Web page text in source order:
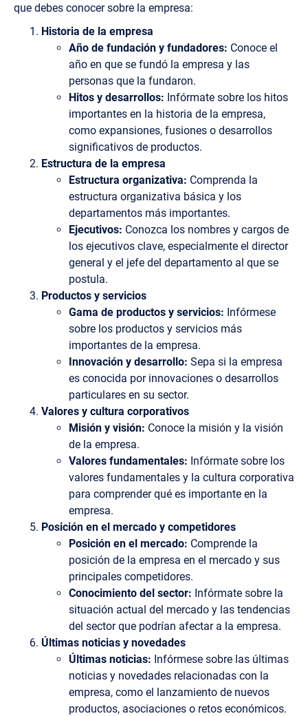
que debes conocer sobre la empresa:
Historia de la empresa
Año de fundación y fundadores: Conoce el
año en que se fundó la empresa y las
personas que la fundaron.
Hitos y desarrollos: Infórmate sobre los hitos
importantes en la historia de la empresa,
como expansiones, fusiones o desarrollos
significativos de productos.
Estructura de la empresa
Estructura organizativa: Comprenda la
estructura organizativa básica y los
departamentos más importantes.
Ejecutivos: Conozca los nombres y cargos de
los ejecutivos clave, especialmente el director
general y el jefe del departamento al que se
postula.
Productos y servicios
Gama de productos y servicios: Infórmese
sobre los productos y servicios más
importantes de la empresa.
Innovación y desarrollo: Sepa si la empresa
es conocida por innovaciones o desarrollos
particulares en su sector.
Valores y cultura corporativos
Misión y visión: Conoce la misión y la visión
de la empresa.
Valores fundamentales: Infórmate sobre los
valores fundamentales y la cultura corporativa
para comprender qué es importante en la
empresa.
Posición en el mercado y competidores
Posición en el mercado: Comprende la
posición de la empresa en el mercado y sus
principales competidores.
Conocimiento del sector: Infórmate sobre la
situación actual del mercado y las tendencias
del sector que podrían afectar a la empresa.
Últimas noticias y novedades
Últimas noticias: Infórmese sobre las últimas
noticias y novedades relacionadas con la
empresa, como el lanzamiento de nuevos
productos, asociaciones o retos económicos.